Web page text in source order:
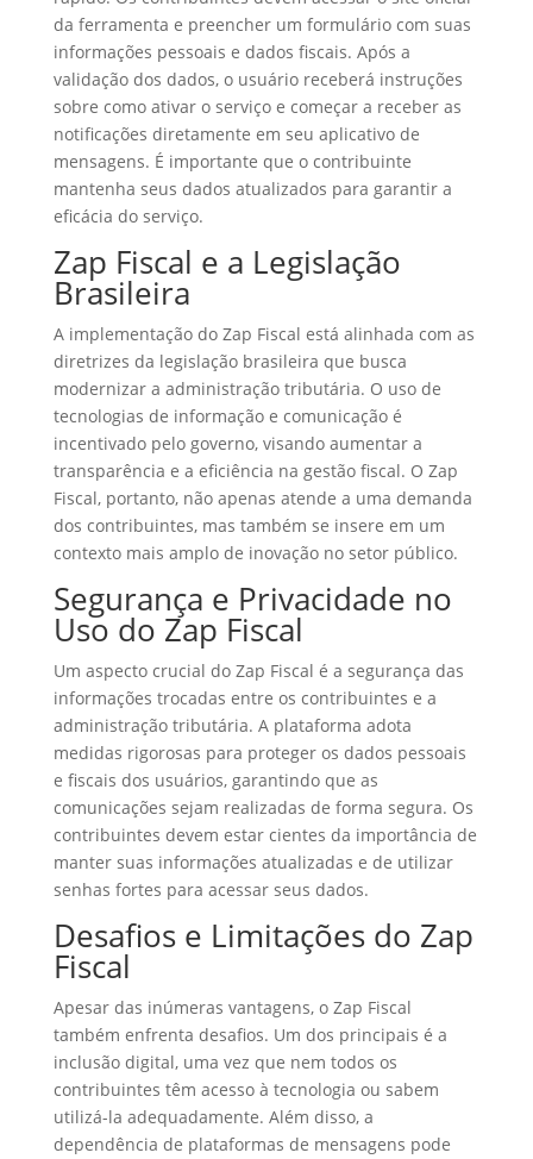
da ferramenta e preencher um formulário com suas
informações pessoais e dados fiscais. Após a
validação dos dados, o usuário receberá instruções
sobre como ativar o serviço e começar a receber as
notificações diretamente em seu aplicativo de
mensagens. É importante que o contribuinte
mantenha seus dados atualizados para garantir a
eficácia do serviço.
Zap Fiscal e a Legislação
Brasileira
A implementação do Zap Fiscal está alinhada com as
diretrizes da legislação brasileira que busca
modernizar a administração tributária. O uso de
tecnologias de informação e comunicação é
incentivado pelo governo, visando aumentar a
transparência e a eficiência na gestão fiscal. O Zap
Fiscal, portanto, não apenas atende a uma demanda
dos contribuintes, mas também se insere em um
contexto mais amplo de inovação no setor público.
Segurança e Privacidade no
Uso do Zap Fiscal
Um aspecto crucial do Zap Fiscal é a segurança das
informações trocadas entre os contribuintes e a
administração tributária. A plataforma adota
medidas rigorosas para proteger os dados pessoais
e fiscais dos usuários, garantindo que as
comunicações sejam realizadas de forma segura. Os
contribuintes devem estar cientes da importância de
manter suas informações atualizadas e de utilizar
senhas fortes para acessar seus dados.
Desafios e Limitações do Zap
Fiscal
Apesar das inúmeras vantagens, o Zap Fiscal
também enfrenta desafios. Um dos principais é a
inclusão digital, uma vez que nem todos os
contribuintes têm acesso à tecnologia ou sabem
utilizá-la adequadamente. Além disso, a
dependência de plataformas de mensagens pode